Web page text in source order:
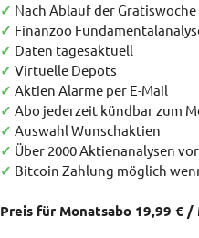
✓ Nach Ablauf der
✓ Finanzoo
✓ Daten tagesaktuell
✓ Virtuelle Depots
✓ Aktien Alarme per E-Mail
✓ Abo jederzeit kündbar zum
✓ Auswahl Wunschaktien
✓ Über 2000 Aktienanalysen
✓ Bitcoin Zahlung möglich
Preis für Monatsabo 19,99 €